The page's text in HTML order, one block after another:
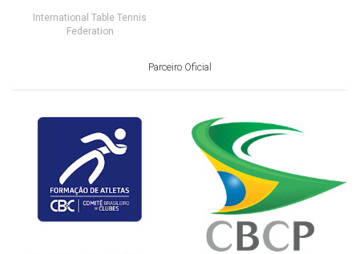
International Table Tennis
Federation
Parceiro Oficial